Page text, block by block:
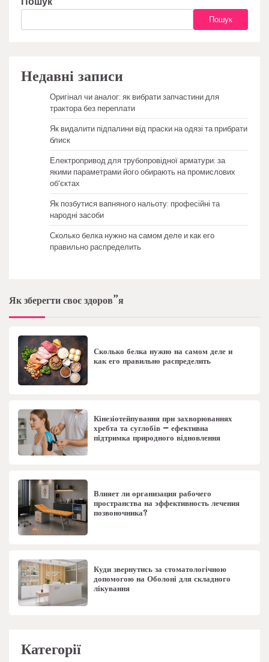
Пошук
Недавні записи
Оригінал чи аналог: як вибрати запчастини для
трактора без переплати
Як видалити підпалини від праски на одязі та прибрати
блиск
Електропривод для трубопровідної арматури: за
якими параметрами його обирають на промислових
об’єктах
Як позбутися вапняного нальоту: професійні та
народні засоби
Сколько белка нужно на самом деле и как его
правильно распределить
Як зберегти своє здоров”я
Сколько белка нужно на самом деле и
как его правильно распределить
Кінезіотейпування при захворюваннях
хребта та суглобів – ефективна
підтримка природного відновлення
Влияет ли организация рабочего
пространства на эффективность лечения
позвоночника?
Куди звернутись за стоматологічною
допомогою на Оболоні для складного
лікування
Категорії